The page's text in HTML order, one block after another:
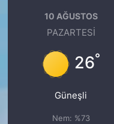
10 AĞUSTOS
PAZARTESI
26°
Güneşli
Nem: %73